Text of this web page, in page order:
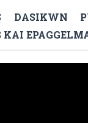
DASIKWN
KAI